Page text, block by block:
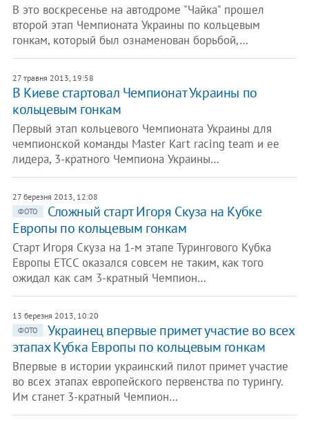
В это воскресенье на автодроме "Чайка" прошел
второй этап Чемпионата Украины по кольцевым
гонкам, который был ознаменован борьбой,…
27 травня 2013, 19:58
В Киеве стартовал Чемпионат Украины по
кольцевым гонкам
Первый этап кольцевого Чемпионата Украины для
чемпионской команды Master Kart racing team и ее
лидера, 3-кратного Чемпиона Украины…
27 березня 2013, 12:08
ФОТО
Сложный старт Игоря Скуза на Кубке
Европы по кольцевым гонкам
Старт Игоря Скуза на 1-м этапе Турингового Кубка
Европы ЕТСС оказался совсем не таким, как того
ожидал как сам 3-кратный Чемпион…
13 березня 2013, 10:20
ФОТО
Украинец впервые примет участие во всех
этапах Кубка Европы по кольцевым гонкам
Впервые в истории украинский пилот примет участие
во всех этапах европейского первенства по турингу.
Им станет 3-кратный Чемпион…